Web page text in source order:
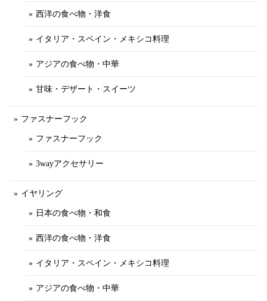
西洋の食べ物・洋食
イタリア・スペイン・メキシコ料理
アジアの食べ物・中華
甘味・デザート・スイーツ
ファスナーフック
ファスナーフック
3wayアクセサリー
イヤリング
日本の食べ物・和食
西洋の食べ物・洋食
イタリア・スペイン・メキシコ料理
アジアの食べ物・中華